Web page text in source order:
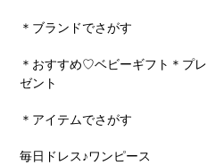
＊ブランドでさがす
＊おすすめ♡ベビーギフト＊プレ
ゼント
＊アイテムでさがす
毎日ドレス♪ワンピース